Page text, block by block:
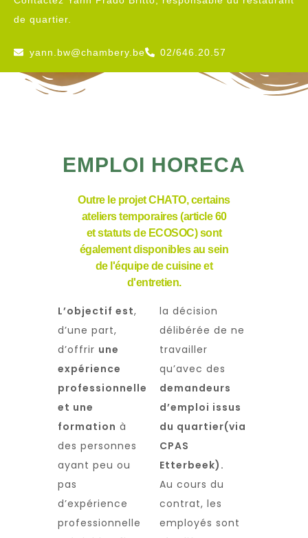
de quartier.
yann.bw@chambery.be 02/646.20.57
EMPLOI HORECA
Outre le projet CHATO, certains
ateliers temporaires (article 60
et statuts de ECOSOC) sont
également disponibles au sein
de l'équipe de cuisine et
d'entretien.
L’objectif est,
d’une part,
d’offrir une
expérience
professionnelle
et une
formation à
des personnes
ayant peu ou
pas
d’expérience
professionnelle
la décision
délibérée de ne
travailler
qu’avec des
demandeurs
d’emploi issus
du quartier(via
CPAS
Etterbeek).
Au cours du
contrat, les
employés sont